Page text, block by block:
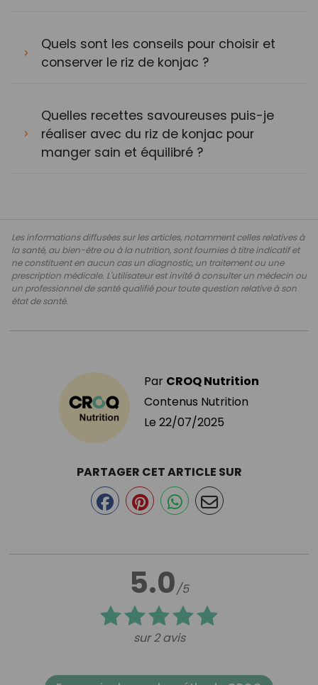
Quels sont les conseils pour choisir et
conserver le riz de konjac ?
Quelles recettes savoureuses puis-je
réaliser avec du riz de konjac pour
manger sain et équilibré ?
Les informations diffusées sur les articles, notamment celles relatives à
la santé, au bien-être ou à la nutrition, sont fournies à titre indicatif et
ne constituent en aucun cas un diagnostic, un traitement ou une
prescription médicale. L'utilisateur est invité à consulter un médecin ou
un professionnel de santé qualifié pour toute question relative à son
état de santé.
Par CROQ Nutrition
Contenus Nutrition
Le 22/07/2025
5.0/5
sur 2 avis
PARTAGER CET ARTICLE SUR